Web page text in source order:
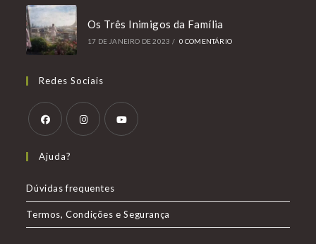
Os Três Inimigos da Família
17 DE JANEIRO DE 2023 / 0 COMENTÁRIO
Redes Sociais
em
aba
em
nova
aba
aba
Ajuda?
Dúvidas frequentes
Termos, Condições e Segurança